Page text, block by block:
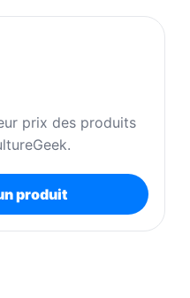
prix des produits
produit